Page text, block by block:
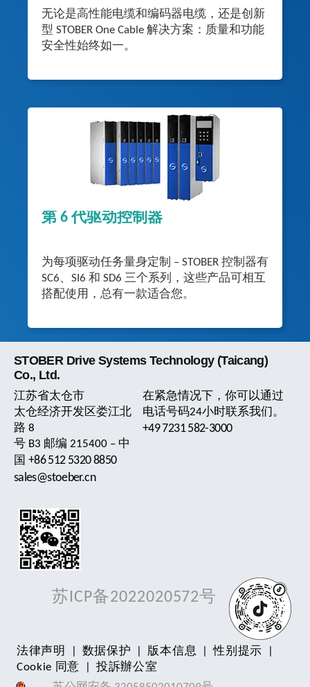
无论是高性能电缆和编码器电缆，还是创新
型 STOBER One Cable 解决方案：质量和功能
安全性始终如一。
第 6 代驱动控制器
为每项驱动任务量身定制 – STOBER 控制器有
SC6、SI6 和 SD6 三个系列，这些产品可相互
搭配使用，总有一款适合您。
STOBER Drive Systems Technology (Taicang)
Co., Ltd.
江苏省太仓市
太仓经济开发区娄江北
路 8
号 B3 邮编 215400 – 中
国 +86 512 5320 8850
sales@stoeber.cn
在紧急情况下，你可以通过
电话号码24小时联系我们。
+49 7231 582-3000
法律声明 数据保护 版本信息 性别提示
Cookie 同意
投訴辦公室
苏ICP备2022020572号